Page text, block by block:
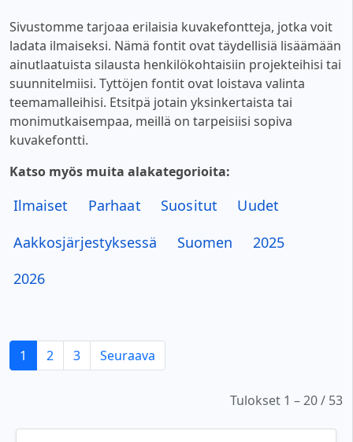
Sivustomme tarjoaa erilaisia ​​kuvakefontteja, jotka voit
ladata ilmaiseksi. Nämä fontit ovat täydellisiä lisäämään
ainutlaatuista silausta henkilökohtaisiin projekteihisi tai
suunnitelmiisi. Tyttöjen fontit ovat loistava valinta
teemamalleihisi. Etsitpä jotain yksinkertaista tai
monimutkaisempaa, meillä on tarpeisiisi sopiva
kuvakefontti.
Katso myös muita alakategorioita:
Ilmaiset Parhaat Suositut
Uudet
Aakkosjärjestyksessä
Suomen
2025
2026
1 2 3 Seuraava
Tulokset 1 – 20 / 53